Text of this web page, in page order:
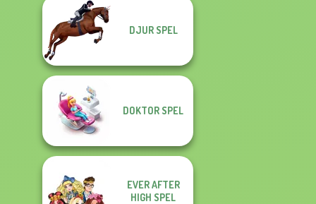
DJUR SPEL
DOKTOR SPEL
EVER AFTER
HIGH SPEL